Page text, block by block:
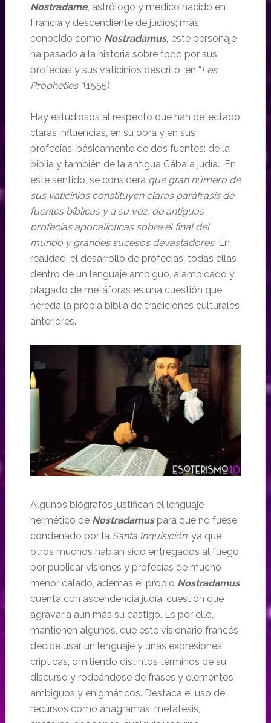
Nostradame, astrólogo y médico nacido en
Francia y descendiente de judíos; más
conocido como Nostradamus,este personaje
ha pasado a la historia sobre todo por sus
profecías y sus vaticinios descrito en “Les
Prophéties “(1555).
Hay estudiosos al respecto que han detectado
claras influencias, en su obra y en sus
profecías, básicamente de dos fuentes: de la
biblia y también de la antigua Cábala judía. En
este sentido, se considera que gran número de
sus vaticinios constituyen claras paráfrasis de
fuentes bíblicas y a su vez, de antiguas
profecías apocalípticas sobre el final del
mundo y grandes sucesos devastadores.En
realidad, el desarrollo de profecías, todas ellas
dentro de un lenguaje ambiguo, alambicado y
plagado de metáforas es una cuestión que
hereda la propia biblia de tradiciones culturales
anteriores.
Algunos biógrafos justifican el lenguaje
hermético de Nostradamuspara que no fuese
condenado por la Santa Inquisición, ya que
otros muchos habían sido entregados al fuego
por publicar visiones y profecías de mucho
menor calado, además el propio Nostradamus
cuenta con ascendencia judía, cuestión que
agravaría aún más su castigo. Es por ello,
mantienen algunos, que este visionario francés
decide usar un lenguaje y unas expresiones
cripticas, omitiendo distintos términos de su
discurso y rodeándose de frases y elementos
ambiguos y enigmáticos. Destaca el uso de
recursos como anagramas, metátesis,